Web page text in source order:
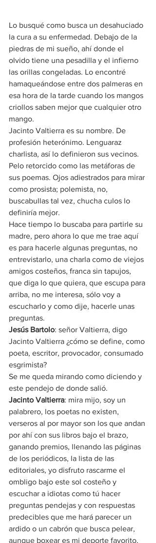
Lo busqué como busca un desahuciado
la cura a su enfermedad. Debajo de la
piedras de mi sueño, ahí donde el
olvido tiene una pesadilla y el infierno
las orillas congeladas. Lo encontré
hamaqueándose entre dos palmeras en
esa hora de la tarde cuando los mangos
criollos saben mejor que cualquier otro
mango.
Jacinto Valtierra es su nombre. De
profesión heterónimo. Lenguaraz
charlista, así lo definieron sus vecinos.
Pelo retorcido como las metáforas de
sus poemas. Ojos adiestrados para mirar
como prosista; polemista, no,
buscabullas tal vez, chucha culos lo
definiría mejor.
Hace tiempo lo buscaba para partirle su
madre, pero ahora lo que me trae aquí
es para hacerle algunas preguntas, no
entrevistarlo, una charla como de viejos
amigos costeños, franca sin tapujos,
que diga lo que quiera, que escupa para
arriba, no me interesa, sólo voy a
escucharlo y como dije, hacerle unas
preguntas.
Jesús Bartolo: señor Valtierra, digo
Jacinto Valtierra ¿cómo se define, como
poeta, escritor, provocador, consumado
esgrimista?
Se me queda mirando como diciendo y
este pendejo de donde salió.
Jacinto Valtierra: mira mijo, soy un
palabrero, los poetas no existen,
verseros al por mayor son los que andan
por ahí con sus libros bajo el brazo,
ganando premios, llenando las páginas
de los periódicos, la lista de las
editoriales, yo disfruto rascarme el
ombligo bajo este sol costeño y
escuchar a idiotas como tú hacer
preguntas pendejas y con respuestas
predecibles que me hará parecer un
ardido o un cabrón que busca pelear,
aunque boxear es mi deporte favorito,